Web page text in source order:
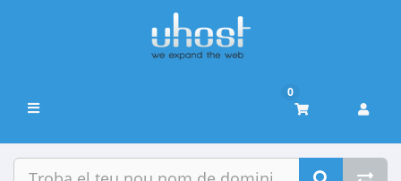
Canvia
navegació
0